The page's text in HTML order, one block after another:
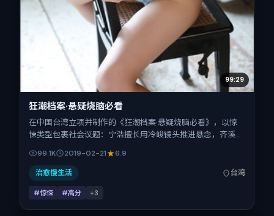
99:29
狂潮档案·悬疑烧脑必看
在中国台湾立项并制作的《狂潮档案·悬疑烧脑必看》，以惊
悚类型包裹社会议题：宁浩擅长用冷峻镜头推进悬念，齐溪、
间：2019-02-21；片长143分钟；适合关注现实质感与类型片
结构的观众。
99.1K 2019-02-21 6.9
治愈慢生活 台湾
#惊悚 #高分 +3